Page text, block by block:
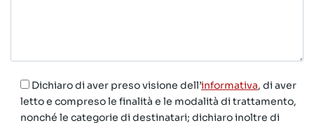
Dichiaro di aver preso visione dell’informativa, di aver
letto e compreso le finalità e le modalità di trattamento,
nonché le categorie di destinatari; dichiaro inoltre di